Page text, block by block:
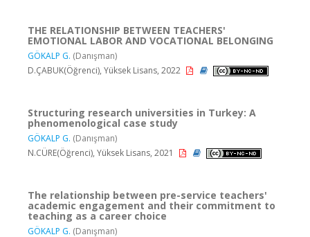
THE RELATIONSHIP BETWEEN TEACHERS'
EMOTIONAL LABOR AND VOCATIONAL BELONGING
GÖKALP G. (Danışman)
D.ÇABUK(Öğrenci), Yüksek Lisans, 2022
Structuring research universities in Turkey: A
phenomenological case study
GÖKALP G. (Danışman)
N.CÜRE(Öğrenci), Yüksek Lisans, 2021
The relationship between pre-service teachers'
academic engagement and their commitment to
teaching as a career choice
GÖKALP G. (Danışman)